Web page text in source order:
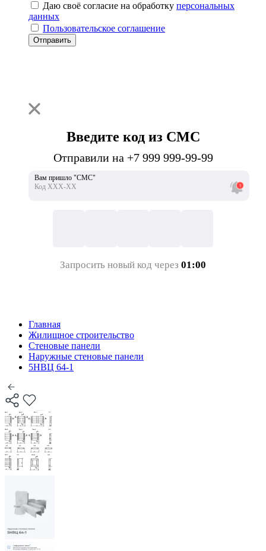
Даю своё согласие на обработку персональных
данных
Пользовательское соглашение
Отправить
Введите код из СМС
Отправили на +7 999 999-99-99
Вам пришло "СМС"
Код ХХХ-ХХ
Запросить новый код через 01:00
Главная
Жилищное строительство
Стеновые панели
Наружные стеновые панели
5НВЦ 64-1